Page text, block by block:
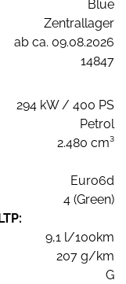
Blue
Zentrallager
ab ca. 09.08.2026
14847
294 kW / 400 PS
Petrol
2.480 cm³
Euro6d
4 (Green)
9,1 l/100km
207 g/km
G